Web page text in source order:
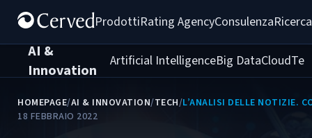
ProdottiRating AgencyConsulenza
AI &
Innovation
Artificial IntelligenceBig DataCloud
HOMEPAGE/AI & INNOVATION/TECH/L’ANALISI DELLE NOTIZIE.
18 FEBBRAIO 2022